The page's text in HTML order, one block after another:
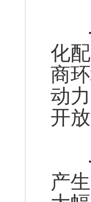
化
商
动
开
产